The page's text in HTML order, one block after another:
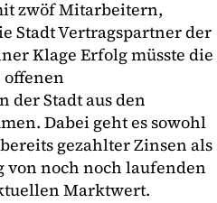
zwöf Mitarbeitern,
Stadt Vertragspartner der
Klage Erfolg müsste die
Stadt aus den
Dabei geht es sowohl
gezahlter Zinsen als
von noch noch laufenden
Marktwert.